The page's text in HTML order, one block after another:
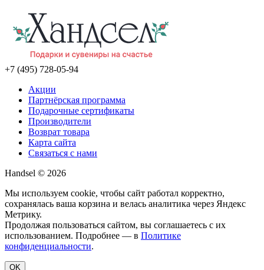
+7 (495) 728-05-94
Акции
Партнёрская программа
Подарочные сертификаты
Производители
Возврат товара
Карта сайта
Связаться с нами
Handsel © 2026
Мы используем cookie, чтобы сайт работал корректно,
сохранялась ваша корзина и велась аналитика через Яндекс
Метрику.
Продолжая пользоваться сайтом, вы соглашаетесь с их
использованием. Подробнее — в Политике
конфиденциальности.
OK